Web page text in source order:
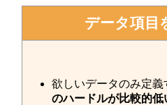
データ項目
欲しいデータのみ定義
のハードルが比較的低